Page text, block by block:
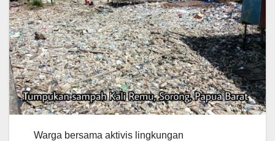
Warga bersama aktivis lingkungan